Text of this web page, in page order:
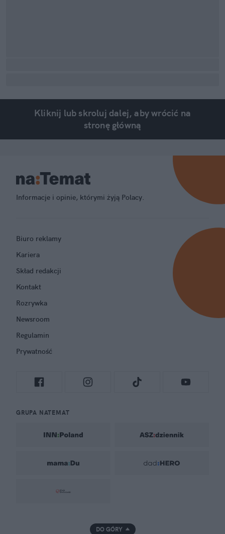
Kliknij lub skroluj dalej, aby wrócić na
stronę główną
Informacje i opinie, którymi żyją Polacy.
Biuro reklamy
Kariera
Skład redakcji
Kontakt
Rozrywka
Newsroom
Regulamin
Prywatność
GRUPA NATEMAT
DO GÓRY